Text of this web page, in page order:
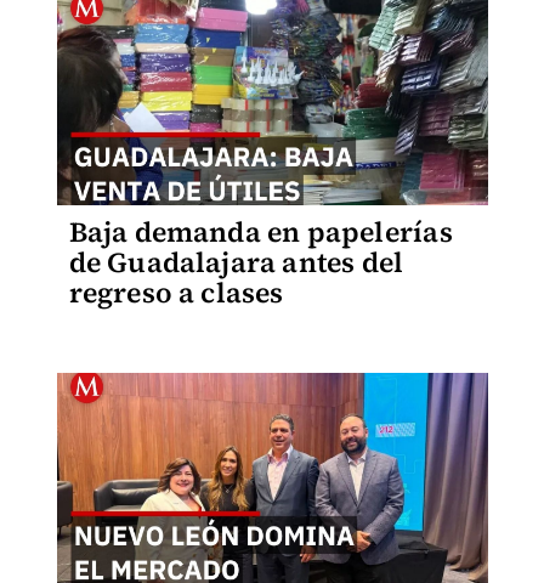
Baja demanda en papelerías
de Guadalajara antes del
regreso a clases